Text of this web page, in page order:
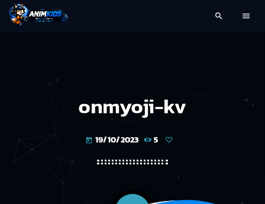
search menu
onmyoji-kv
today 19/10/2023 5